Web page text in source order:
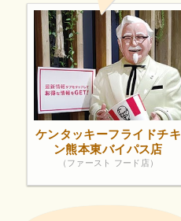
ケンタッキーフライドチキ
ン熊本東バイパス店
（ファースト フード店）